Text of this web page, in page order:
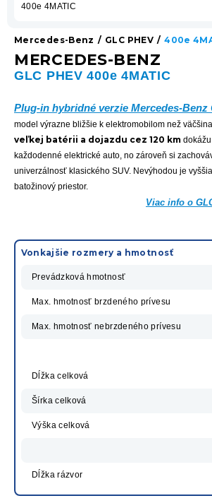
Mercedes-Benz / GLC PHEV / 400e
MERCEDES-BENZ
GLC PHEV 400e 4MATIC
Plug-in hybridné verzie Mercedes-Benz
model výrazne bližšie k elektromobilom než
veľkej batérii a dojazdu cez 120 km
každodenné elektrické auto, no zároveň si
univerzálnosť klasického SUV. Nevýhodou je
batožinový priestor.
Viac info o
Vonkajšie rozmery a hmotnosť
Prevádzková hmotnosť
Max. hmotnosť brzdeného prívesu
Max. hmotnosť nebrzdeného prívesu
Dĺžka celková
Šírka celková
Výška celková
Dĺžka rázvor
400e 4MATIC